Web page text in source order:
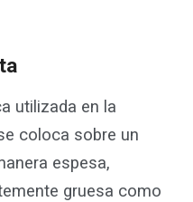
utilizada en la
coloca sobre un
espesa,
gruesa como